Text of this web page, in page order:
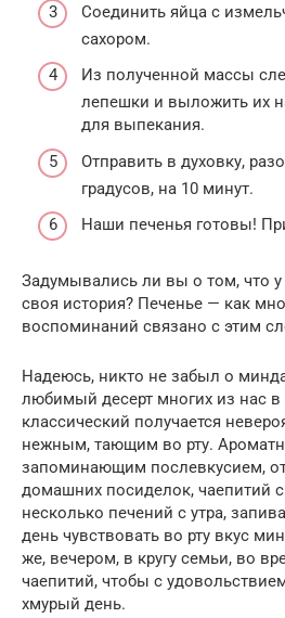
Соединить яйца с
сахором.
Из полученной массы
лепешки и выложить их
для выпекания.
Отправить в духовку,
градусов, на 10 минут.
Наши печенья готовы!
Задумывались ли вы о том, что
своя история? Печенье — как
воспоминаний связано с этим
Надеюсь, никто не забыл о
любимый десерт многих из нас в
классический получается
нежным, тающим во рту.
запоминающим послевкусием,
домашних посиделок, чаепитий
несколько печений с утра,
день чувствовать во рту вкус
же, вечером, в кругу семьи, во
чаепитий, чтобы с
хмурый день.